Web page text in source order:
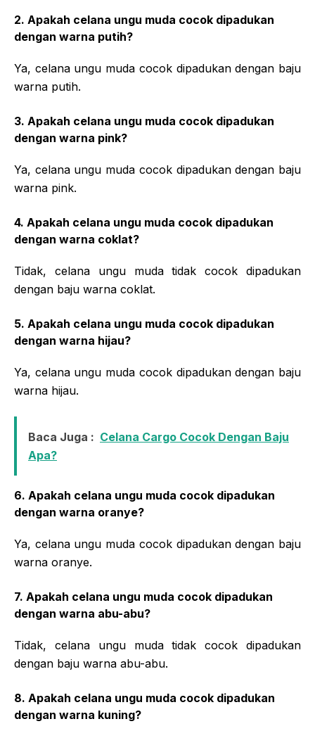
2. Apakah celana ungu muda cocok dipadukan
dengan warna putih?
Ya, celana ungu muda cocok dipadukan dengan baju
warna putih.
3. Apakah celana ungu muda cocok dipadukan
dengan warna pink?
Ya, celana ungu muda cocok dipadukan dengan baju
warna pink.
4. Apakah celana ungu muda cocok dipadukan
dengan warna coklat?
Tidak, celana ungu muda tidak cocok dipadukan
dengan baju warna coklat.
5. Apakah celana ungu muda cocok dipadukan
dengan warna hijau?
Ya, celana ungu muda cocok dipadukan dengan baju
warna hijau.
Baca Juga : Celana Cargo Cocok Dengan Baju
Apa?
6. Apakah celana ungu muda cocok dipadukan
dengan warna oranye?
Ya, celana ungu muda cocok dipadukan dengan baju
warna oranye.
7. Apakah celana ungu muda cocok dipadukan
dengan warna abu-abu?
Tidak, celana ungu muda tidak cocok dipadukan
dengan baju warna abu-abu.
8. Apakah celana ungu muda cocok dipadukan
dengan warna kuning?